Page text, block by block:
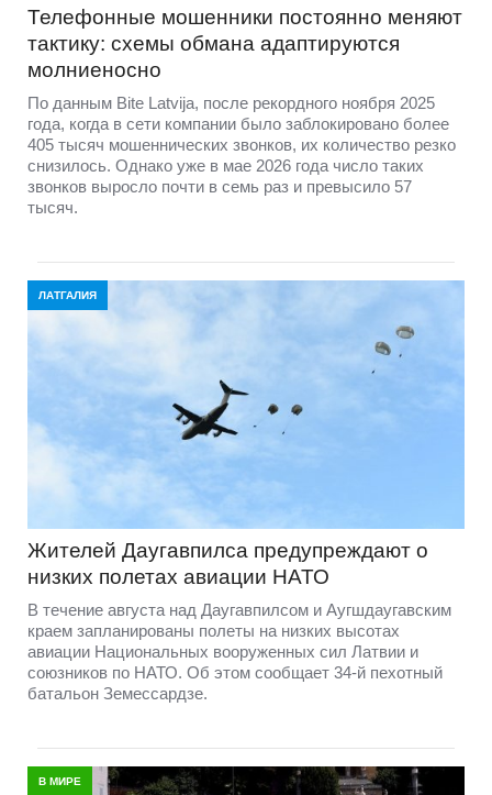
Телефонные мошенники постоянно меняют
тактику: схемы обмана адаптируются
молниеносно
По данным Bite Latvija, после рекордного ноября 2025
года, когда в сети компании было заблокировано более
405 тысяч мошеннических звонков, их количество резко
снизилось. Однако уже в мае 2026 года число таких
звонков выросло почти в семь раз и превысило 57
тысяч.
ЛАТГАЛИЯ
Жителей Даугавпилса предупреждают о
низких полетах авиации НАТО
В течение августа над Даугавпилсом и Аугшдаугавским
краем запланированы полеты на низких высотах
авиации Национальных вооруженных сил Латвии и
союзников по НАТО. Об этом сообщает 34-й пехотный
батальон Земессардзе.
В МИРЕ